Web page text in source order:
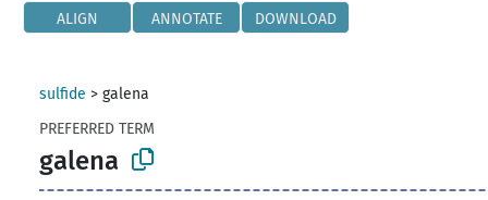
ALIGN ANNOTATE DOWNLOAD
sulfide >galena
PREFERRED TERM
galena